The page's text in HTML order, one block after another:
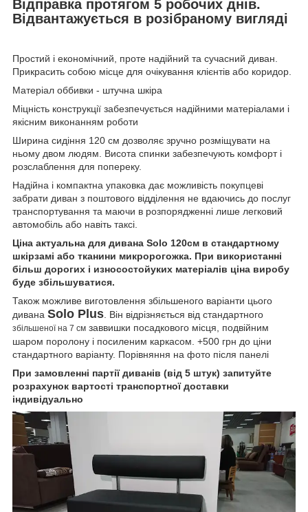
Відправка протягом 5 робочих днів.
Відвантажується в розібраному вигляді
Простий і економічний, проте надійний та сучасний диван.
Прикрасить собою місце для очікування клієнтів або коридор.
Матеріал оббивки - штучна шкіра
Міцність конструкції забезпечується надійними матеріалами і
якісним виконанням роботи
Ширина сидіння 120 см дозволяє зручно розміщувати на
ньому двом людям. Висота спинки забезпечують комфорт і
розслаблення для попереку.
Надійна і компактна упаковка дає можливість покупцеві
забрати диван з поштового відділення не вдаючись до послуг
транспортування та маючи в розпорядженні лише легковий
автомобіль або навіть таксі.
Ціна актуальна для дивана Solo 120см в стандартному
шкірзамі або тканини микророгожка. При використанні
більш дорогих і износостойуких матеріалів ціна виробу
буде збільшуватися.
Також можливе виготовлення збільшеного варіанти цього
дивана Solo Plus. Він відрізняється від стандартного
збільшеної на 7 см заввишки посадкового місця, подвійним
шаром поролону і посиленим каркасом. +500 грн до ціни
стандартного варіанту. Порівняння на фото після панелі
При замовленні партії диванів (від 5 штук) запитуйте
розрахунок вартості транспортної доставки
індивідуально